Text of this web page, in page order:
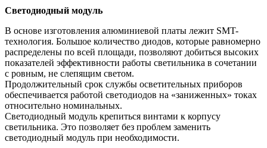
Светодиодный модуль
В основе изготовления алюминиевой платы лежит SMT-
технология. Большое количество диодов, которые равномерно
распределены по всей площади, позволяют добиться высоких
показателей эффективности работы светильника в сочетании
с ровным, не слепящим светом.
Продолжительный срок службы осветительных приборов
обеспечивается работой светодиодов на «заниженных» токах
относительно номинальных.
Светодиодный модуль крепиться винтами к корпусу
светильника. Это позволяет без проблем заменить
светодиодный модуль при необходимости.